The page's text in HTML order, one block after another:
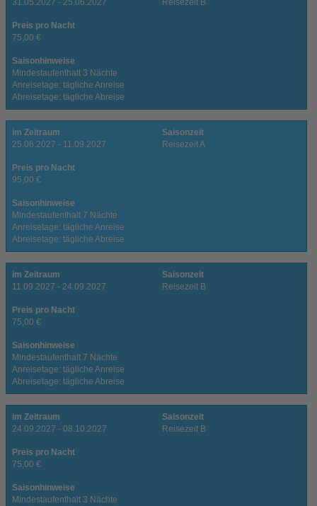
31.05.2027 - 25.06.2027 Reisezeit B
Preis pro Nacht
75,00 €
Saisonhinweise
Mindestaufenthalt 3 Nächte
Anreisetage: tägliche Anreise
Abreisetage: tägliche Abreise
im Zeitraum
25.06.2027 - 11.09.2027
Saisonzeit
Reisezeit A
Preis pro Nacht
95,00 €
Saisonhinweise
Mindestaufenthalt 7 Nächte
Anreisetage: tägliche Anreise
Abreisetage: tägliche Abreise
im Zeitraum
11.09.2027 - 24.09.2027
Saisonzeit
Reisezeit B
Preis pro Nacht
75,00 €
Saisonhinweise
Mindestaufenthalt 7 Nächte
Anreisetage: tägliche Anreise
Abreisetage: tägliche Abreise
im Zeitraum
24.09.2027 - 08.10.2027
Saisonzeit
Reisezeit B
Preis pro Nacht
75,00 €
Saisonhinweise
Mindestaufenthalt 3 Nächte